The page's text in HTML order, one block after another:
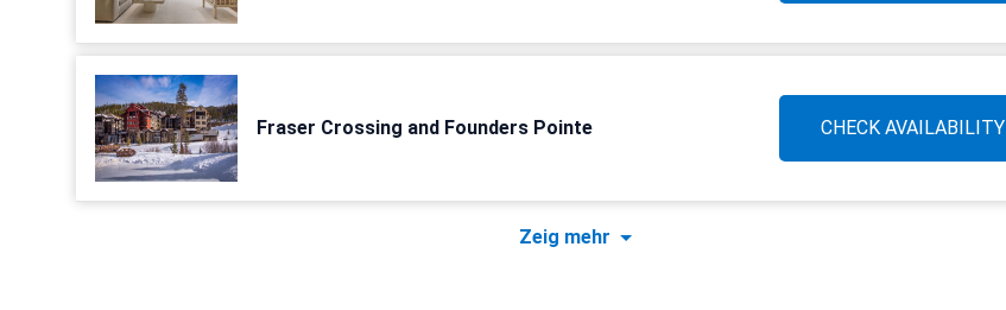
Fraser Crossing and Founders Pointe CHECK AVAILABILITY
Zeig mehr